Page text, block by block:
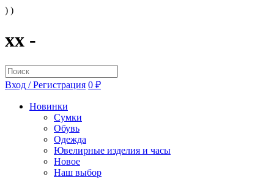
) )
xx -
Вход / Регистрация 0 ₽
Новинки
Сумки
Обувь
Одежда
Ювелирные изделия и часы
Новое
Наш выбор